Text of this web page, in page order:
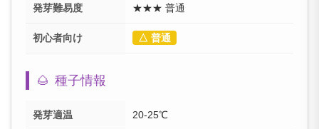
発芽難易度 ★★★ 普通
初心者向け △ 普通
🌰 種子情報
発芽適温 20-25℃